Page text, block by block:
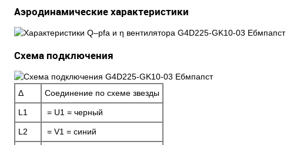
Аэродинамические характеристики
Схема подключения
Δ Соединение по схеме звезды
L1 = U1 = черный
L2 = V1 = синий